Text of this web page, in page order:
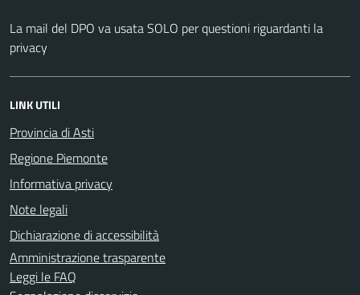
La mail del DPO va usata SOLO per questioni riguardanti la
privacy
LINK UTILI
Provincia di Asti
Regione Piemonte
Informativa privacy
Note legali
Dichiarazione di accessibilità
Amministrazione trasparente
Leggi le FAQ